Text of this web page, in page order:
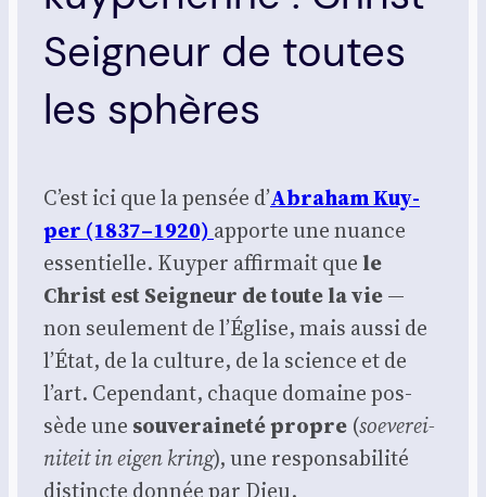
Seigneur de toutes
les sphères
C’est ici que la pen­sée d’Abra­ham Kuy­
per (1837–1920) apporte une nuance
essen­tielle. Kuy­per affir­mait que le
Christ est Sei­gneur de toute la vie—
non seule­ment de l’Église, mais aus­si de
l’État, de la culture, de la science et de
l’art. Cepen­dant, chaque domaine pos­
sède une sou­ve­rai­ne­té propre (soe­ve­rei­
ni­teit in eigen kring), une res­pon­sa­bi­li­té
dis­tincte don­née par Dieu.